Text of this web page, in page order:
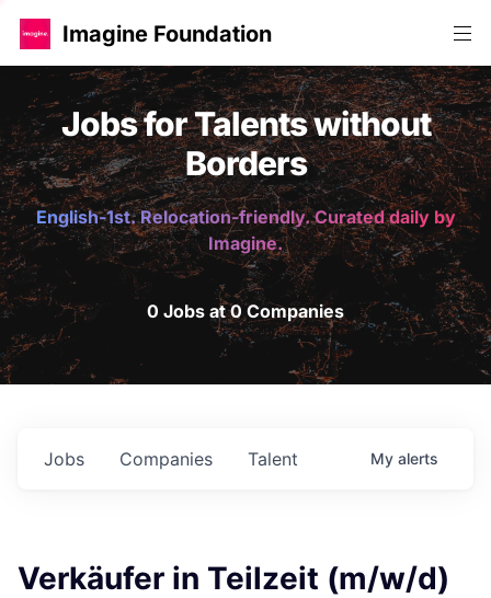
Imagine Foundation
Jobs for Talents without
Borders
English-1st. Relocation-friendly. Curated daily by
Imagine.
0 Jobs at 0 Companies
Jobs Companies Talent My alerts
Verkäufer in Teilzeit (m/w/d)